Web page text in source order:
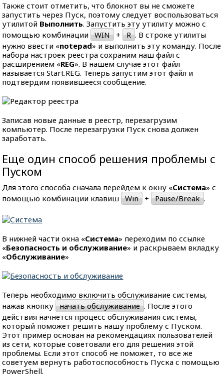
Также стоит отметить, что блокнот вы не сможете
запустить через Пуск, поэтому следует воспользоваться
утилитой Выполнить. Запустить эту утилиту можно с
помощью комбинации
WIN + R . В строке утилиты
нужно ввести «notepad» и выполнить эту команду. После
набора настроек реестра сохраним наш файл с
расширением «REG». В нашем случае этот файл
называется Start.REG. Теперь запустим этот файл и
подтвердим появившееся сообщение.
Записав новые данные в реестр, перезагрузим
компьютер. После перезагрузки Пуск снова должен
заработать.
Еще один способ решения проблемы с
Пуском
Для этого способа сначала перейдем к окну «Система» с
помощью комбинации клавиш
Win + Pause/Break .
В нижней части окна «Система» переходим по ссылке
«Безопасность и обслуживание» и раскрываем вкладку
«Обслуживание»
Теперь необходимо включить обслуживание системы,
нажав кнопку
начать обслуживание . После этого
действия начнется процесс обслуживания системы,
который поможет решить нашу проблему с Пуском.
Этот пример основан на рекомендациях пользователей
из сети, которые советовали его для решения этой
проблемы. Если этот способ не поможет, то все же
советуем вернуть работоспособность Пуска с помощью
PowerShell.